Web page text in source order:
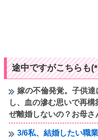
途中ですがこちらも
嫁の不倫発覚。子供
し、血の滲む思いで再
ぜ離婚しないの？お母さ
3/6私、結婚したい職